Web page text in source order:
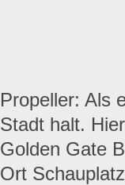
Propeller: Als
Stadt halt.
Golden Gate
Ort